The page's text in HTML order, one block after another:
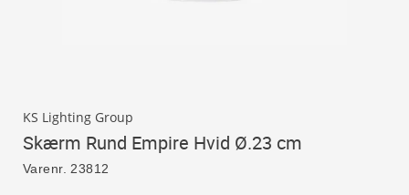
KS Lighting Group
Skærm Rund Empire Hvid Ø.23 cm
Varenr. 23812